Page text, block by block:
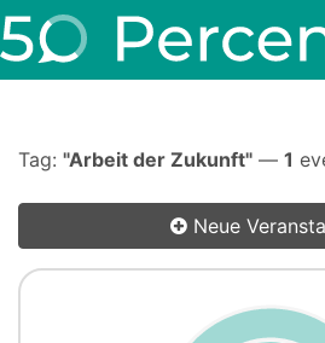
Tag: "Arbeit der Zukunft" — 1
Neue